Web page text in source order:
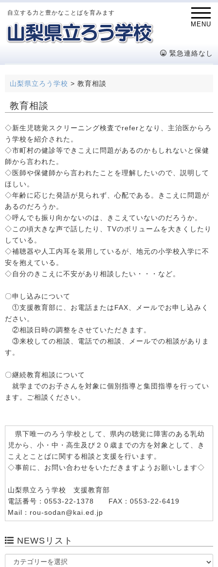
MENU
自立する力と豊かなことばを育みます
緊急連絡なし
山梨県立ろう学校 > 教育相談
教育相談
◇新生児聴覚スクリーニング検査でreferとなり、主治医からろ
う学校を紹介された。
◇市町村の健診等できこえに問題があるのかもしれないと保健
師から言われた。
◇医師や保健師から言われたことを理解したいので、説明して
ほしい。
◇年齢に応じた発語が見られず、心配である。きこえに問題が
あるのだろうか。
◇呼んでも振り向かないのは、きこえていないのだろうか。
◇この頃大きな声で話したり、TVのボリュームを大きくしたり
している。
◇補聴器や人工内耳を装用しているが、地元の小学校入学に不
安を抱えている。
◇自分のきこえに不安があり相談したい・・・など。
〇申し込みについて
①支援教育部に、お電話またはFAX、メールでお申し込みく
ださい。
②相談日時の調整をさせていただきます。
③来校しての相談、電話での相談、メールでの相談がありま
す。
〇継続教育相談について
就学までのお子さんを対象に個別指導と集団指導を行ってい
ます。ご相談ください。
県下唯一のろう学校として、県内の聴覚に障害のある乳幼
児から、小・中・高生及び２０歳までの方を対象として、き
こえとことばに関する相談と支援を行います。
◇事前に、お問い合わせをいただきますようお願いします◇
山梨県立ろう学校 支援教育部
電話番号：0553-22-1378 FAX：0553-22-6419
Mail：rou-sodan@kai.ed.jp
NEWSリスト